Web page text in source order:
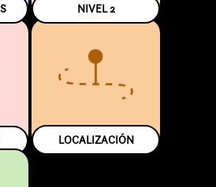
NIVEL2
LOCALIZACIÓN